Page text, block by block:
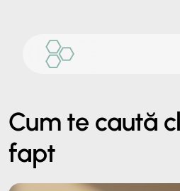
Cum te caută
fapt